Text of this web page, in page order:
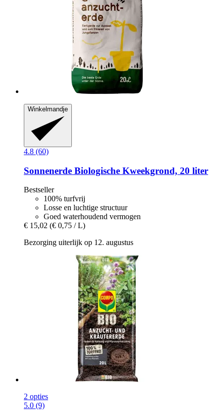
Winkelmandje
4.8 (60)
Sonnenerde Biologische Kweekgrond, 20 liter
Bestseller
100% turfvrij
Losse en luchtige structuur
Goed waterhoudend vermogen
€ 15,02 (€ 0,75 / L)
Bezorging uiterlijk op 12. augustus
2 opties
5.0 (9)